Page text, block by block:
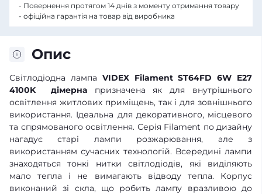
Опис
Світлодіодна лампа VIDEX Filament ST64FD 6W E27
4100K дімерна призначена як для внутрішнього
освітлення житлових приміщень, так і для зовнішнього
використання. Ідеальна для декоративного, місцевого
та спрямованого освітлення. Серія Filament по дизайну
нагадує старі лампи розжарювання, але з
використанням сучасних технологій. Всередині лампи
знаходяться тонкі нитки світлодіодів, які виділяють
мало тепла і не вимагають відводу тепла. Корпус
виконаний зі скла, що робить лампу вразливою до
- Повернення протягом 14 днів з моменту отримання товару
- офіційна гарантія на товар від виробника